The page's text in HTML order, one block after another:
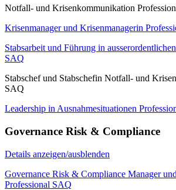
Notfall- und Krisenkommunikation
Krisenmanager und Krisenmanagerin
Stabsarbeit und Führung in
SAQ
Stabschef und Stabschefin Notfall- und
SAQ
Leadership in Ausnahmesituationen
Governance Risk & Compliance
Details anzeigen/ausblenden
Governance Risk & Compliance Manager
Professional SAQ